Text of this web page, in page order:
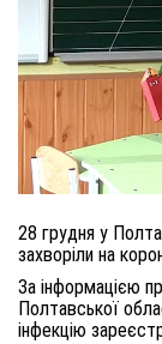
28 грудня у
захворіли на
За інформацією
Полтавської
інфекцію